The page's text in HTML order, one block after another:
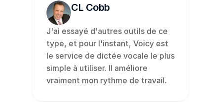
CL Cobb
J'ai essayé d'autres outils de ce
type, et pour l'instant, Voicy est
le service de dictée vocale le plus
simple à utiliser. Il améliore
vraiment mon rythme de travail.